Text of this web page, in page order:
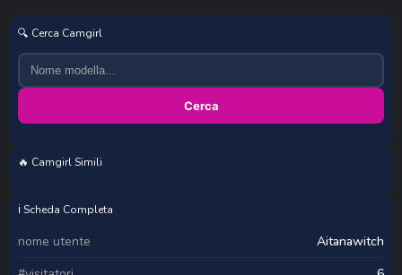
🔍 Cerca Camgirl
Cerca
🔥 Camgirl Simili
ℹ️ Scheda Completa
nome utente
Aitanawitch